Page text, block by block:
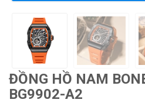
ĐỒNG HỒ NAM
BG9902-A2